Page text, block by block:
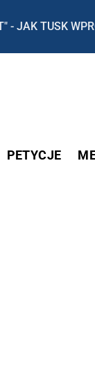
- JAK TUSK
PETYCJE